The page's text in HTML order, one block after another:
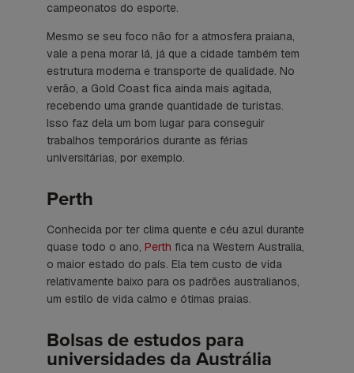
campeonatos do esporte.
Mesmo se seu foco não for a atmosfera praiana,
vale a pena morar lá, já que a cidade também tem
estrutura moderna e transporte de qualidade. No
verão, a Gold Coast fica ainda mais agitada,
recebendo uma grande quantidade de turistas.
Isso faz dela um bom lugar para conseguir
trabalhos temporários durante as férias
universitárias, por exemplo.
Perth
Conhecida por ter clima quente e céu azul durante
quase todo o ano, Perth fica na Western Australia,
o maior estado do país. Ela tem custo de vida
relativamente baixo para os padrões australianos,
um estilo de vida calmo e ótimas praias.
Bolsas de estudos para
universidades da Austrália